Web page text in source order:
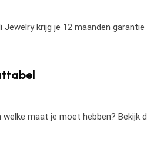
Jewelry krijg je 12 maanden
welke maat je moet hebben? Bekijk